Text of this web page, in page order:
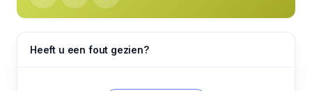
Heeft u een fout gezien?